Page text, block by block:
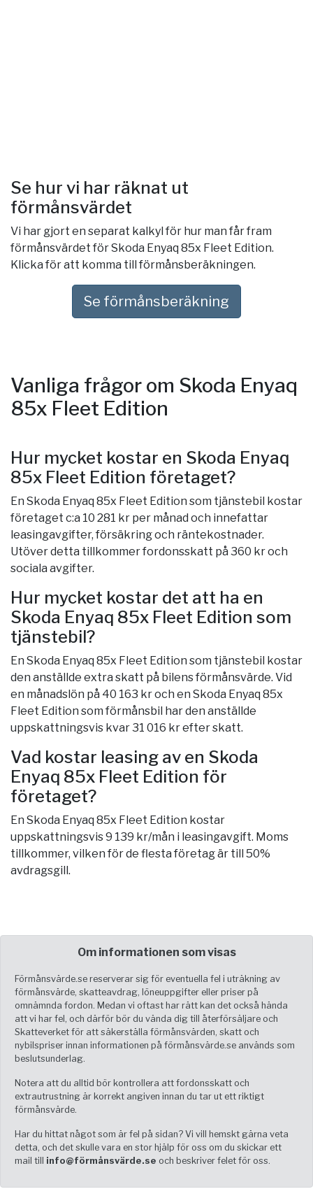
Se hur vi har räknat ut
förmånsvärdet
Vi har gjort en separat kalkyl för hur man får fram
förmånsvärdet för Skoda Enyaq 85x Fleet Edition.
Klicka för att komma till förmånsberäkningen.
Se förmånsberäkning
Vanliga frågor om Skoda Enyaq
85x Fleet Edition
Hur mycket kostar en Skoda Enyaq
85x Fleet Edition företaget?
En Skoda Enyaq 85x Fleet Edition som tjänstebil kostar
företaget c:a 10 281 kr per månad och innefattar
leasingavgifter, försäkring och räntekostnader.
Utöver detta tillkommer fordonsskatt på 360 kr och
sociala avgifter.
Hur mycket kostar det att ha en
Skoda Enyaq 85x Fleet Edition som
tjänstebil?
En Skoda Enyaq 85x Fleet Edition som tjänstebil kostar
den anställde extra skatt på bilens förmånsvärde. Vid
en månadslön på 40 163 kr och en Skoda Enyaq 85x
Fleet Edition som förmånsbil har den anställde
uppskattningsvis kvar 31 016 kr efter skatt.
Vad kostar leasing av en Skoda
Enyaq 85x Fleet Edition för
företaget?
En Skoda Enyaq 85x Fleet Edition kostar
uppskattningsvis 9 139 kr/mån i leasingavgift. Moms
tillkommer, vilken för de flesta företag är till 50%
avdragsgill.
Om informationen som visas
Förmånsvärde.se reserverar sig för eventuella fel i uträkning av
förmånsvärde, skatteavdrag, löneuppgifter eller priser på
omnämnda fordon. Medan vi oftast har rätt kan det också hända
att vi har fel, och därför bör du vända dig till återförsäljare och
Skatteverket för att säkerställa förmånsvärden, skatt och
nybilspriser innan informationen på förmånsvärde.se används som
beslutsunderlag.
Notera att du alltid bör kontrollera att fordonsskatt och
extrautrustning är korrekt angiven innan du tar ut ett riktigt
förmånsvärde.
Har du hittat något som är fel på sidan? Vi vill hemskt gärna veta
detta, och det skulle vara en stor hjälp för oss om du skickar ett
mail till info@förmånsvärde.se och beskriver felet för oss.